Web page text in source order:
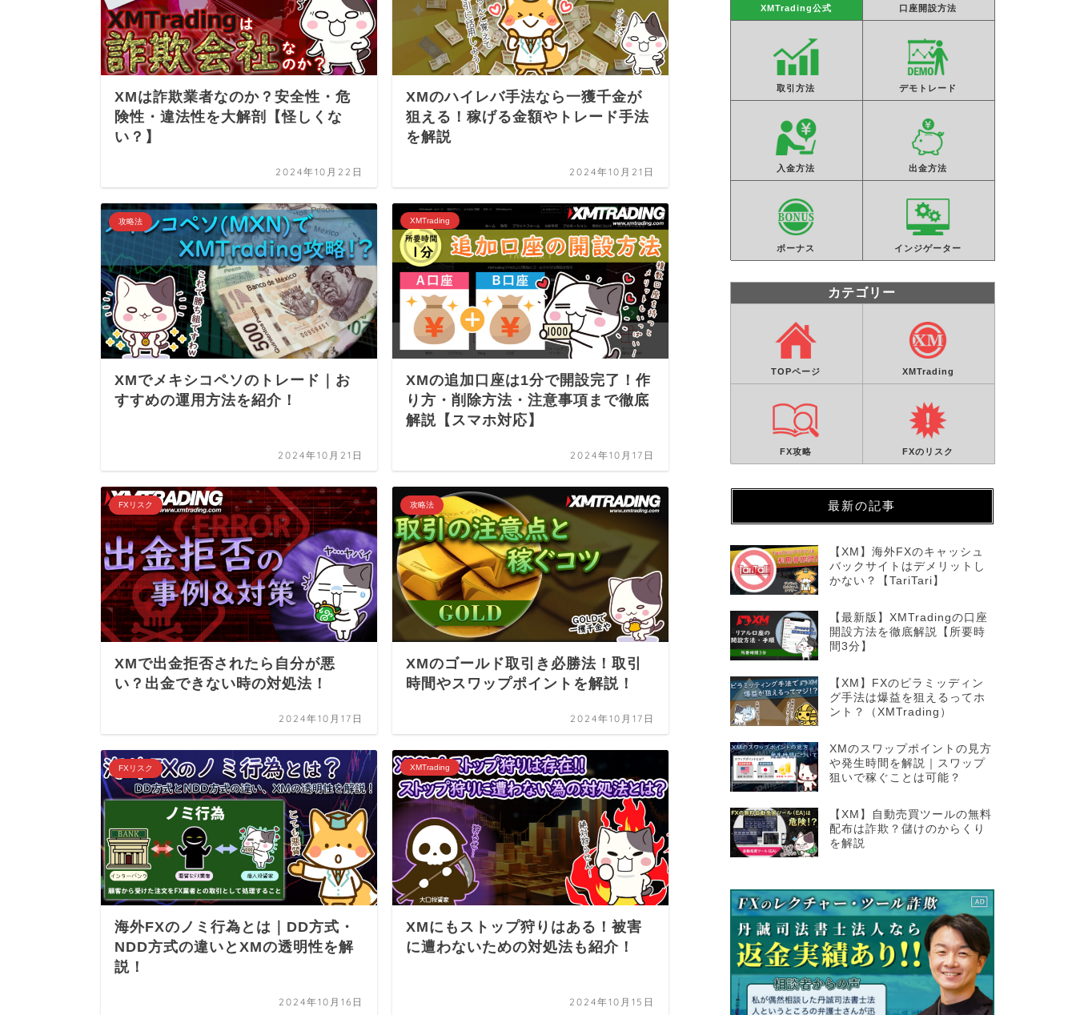
XMは詐欺業者なのか？安全性・危
険性・違法性を大解剖【怪しくな
い？】
2024年10月22日
XMのハイレバ手法なら一獲千金が
狙える！稼げる金額やトレード手法
を解説
2024年10月21日
攻略法
XMでメキシコペソのトレード｜お
すすめの運用方法を紹介！
2024年10月21日
XMTrading
XMの追加口座は1分で開設完了！作
り方・削除方法・注意事項まで徹底
解説【スマホ対応】
2024年10月17日
FXリスク
XMで出金拒否されたら自分が悪
い？出金できない時の対処法！
2024年10月17日
攻略法
XMのゴールド取引き必勝法！取引
時間やスワップポイントを解説！
2024年10月17日
FXリスク
海外FXのノミ行為とは｜DD方式・
NDD方式の違いとXMの透明性を解
説！
2024年10月16日
XMTrading
XMにもストップ狩りはある！被害
に遭わないための対処法も紹介！
2024年10月15日
XMでZuluTradeは利用不可？話題
のサービスを調査してみた！
2024年12月18日
【最大1000倍】XMのレバレッジを
解説！変更・確認方法と計算方法
2024年12月11日
XMでMT4・MT5をダウンロード/イ
ンストールする方法！使い方とでき
ない時の対処法！
XMTrading
XMは両建て禁止？バレると凍結？
安全な両建てのやり方と注意点を解
説！
XMTrading公式 口座開設方法
取引方法 デモトレード
入金方法 出金方法
ボーナス インジゲーター
カテゴリー
TOPページ XMTrading
FX攻略 FXのリスク
最新の記事
【XM】海外FXのキャッシュ
バックサイトはデメリットし
かない？【TariTari】
【最新版】XMTradingの口座
開設方法を徹底解説【所要時
間3分】
【XM】FXのピラミッディン
グ手法は爆益を狙えるってホ
ント？（XMTrading）
XMのスワップポイントの見方
や発生時間を解説｜スワップ
狙いで稼ぐことは可能？
【XM】自動売買ツールの無料
配布は詐欺？儲けのからくり
を解説